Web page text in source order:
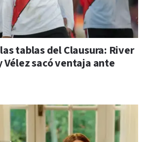
tablas del Clausura: River
sacó ventaja ante